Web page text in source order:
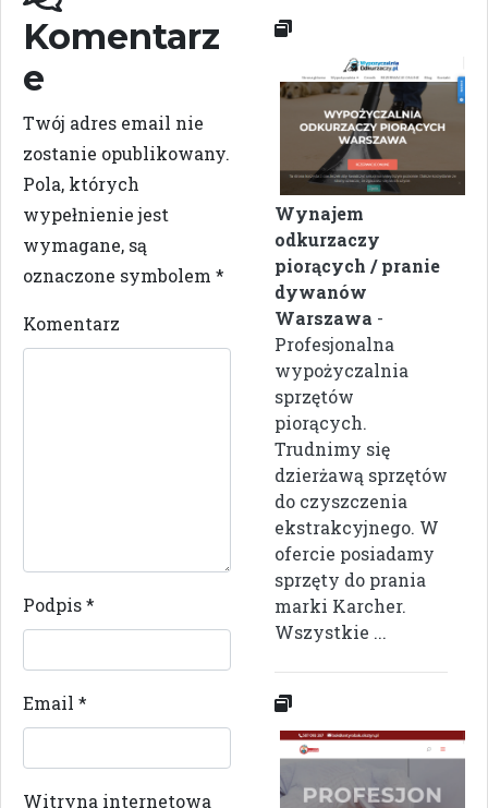
Komentarz
e
Twój adres email nie
zostanie opublikowany.
Pola, których
wypełnienie jest
wymagane, są
oznaczone symbolem *
Komentarz
Podpis*
Email *
Witryna internetowa
Wynajem
odkurzaczy
piorących / pranie
dywanów
Warszawa -
Profesjonalna
wypożyczalnia
sprzętów
piorących.
Trudnimy się
dzierżawą sprzętów
do czyszczenia
ekstrakcyjnego. W
ofercie posiadamy
sprzęty do prania
marki Karcher.
Wszystkie ...